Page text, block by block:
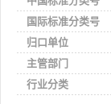
国际标准分类号
归口单位
主管部门
行业分类